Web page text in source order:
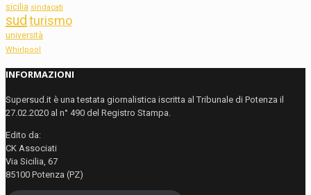
sicilia sindacati
sudturismo
università
Whirlpool
INFORMAZIONI
Supersud.it è una testata giornalistica iscritta al Tribunale di Potenza il
27.02.2020 al n° 490 del Registro Stampa.
Edito da:
CK Associati
Via Sicilia, 67
85100 Potenza (PZ)